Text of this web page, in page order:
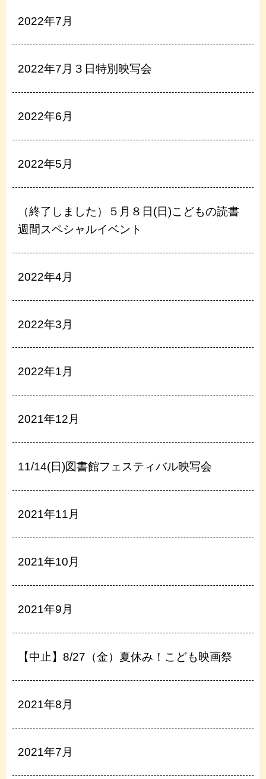
2022年7月
2022年7月３日特別映写会
2022年6月
2022年5月
（終了しました）５月８日(日)こどもの読書
週間スペシャルイベント
2022年4月
2022年3月
2022年1月
2021年12月
11/14(日)図書館フェスティバル映写会
2021年11月
2021年10月
2021年9月
【中止】8/27（金）夏休み！こども映画祭
2021年8月
2021年7月